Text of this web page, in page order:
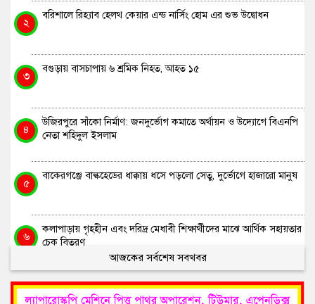
২
বরিশালে রিহ্যাব হেলথ কেয়ার এন্ড নার্সিং হোম এর শুভ উদ্বোধন
৩
বগুড়ায় বাসচাপায় ৬ শ্রমিক নিহত, আহত ১৫
৪
উজিরপুরে সাঁকো নির্মাণ: জনদুর্ভোগ কমাতে অর্থায়ন ও উদ্যোগে বিএনপি
নেতা শহিদুল ইসলাম
৫
বাকেরগঞ্জে বাল্কহেডের ধাক্কায় ধসে পড়লো সেতু, দুর্ভোগে হাজারো মানুষ
৬
কলাপাড়ায় গৃহহীন এবং দরিদ্র মেধাবী শিক্ষার্থীদের মাঝে আর্থিক সহায়তার
চেক বিতরণ
৭
বরিশালে ১১ দলীয় ঐক্যের অবস্থান কর্মসূচি ও প্রধানমন্ত্রী বরাবর
স্মারকলিপি প্রদান
আজকের সর্বশেষ সবখবর